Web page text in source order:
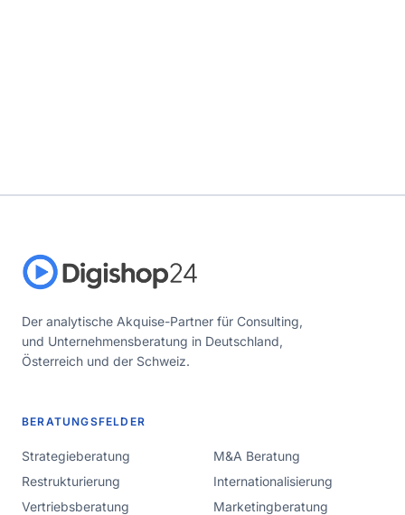
Der analytische Akquise-Partner für Consulting,
und Unternehmensberatung in Deutschland,
Österreich und der Schweiz.
BERATUNGSFELDER
Strategieberatung
M&A Beratung
Restrukturierung
Internationalisierung
Vertriebsberatung
Marketingberatung